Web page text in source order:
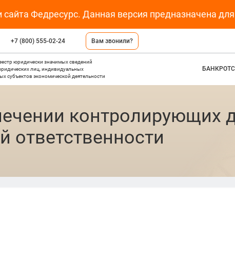
сайта Федресурс. Данная версия предназначена
+7 (800) 555-02-24 Вам звонили?
юридически значимых сведений
лиц, индивидуальных
субъектов экономической деятельности
контролирующих
ответственности